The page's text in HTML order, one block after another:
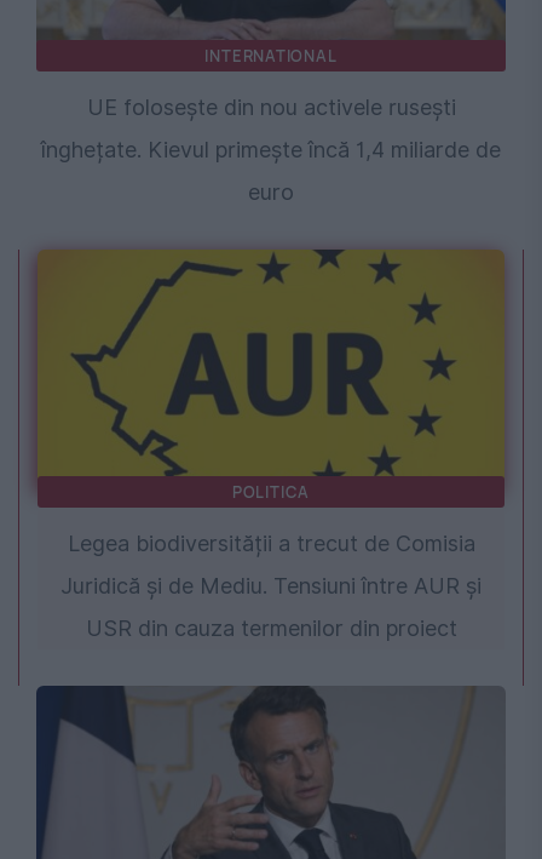
INTERNATIONAL
UE folosește din nou activele rusești
înghețate. Kievul primește încă 1,4 miliarde de
euro
POLITICA
Legea biodiversității a trecut de Comisia
Juridică și de Mediu. Tensiuni între AUR și
USR din cauza termenilor din proiect